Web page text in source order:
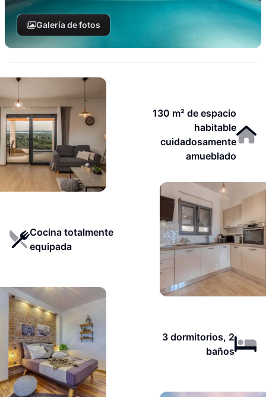
Galería de fotos
130 m² de espacio
habitable
cuidadosamente
amueblado
Cocina totalmente
equipada
3 dormitorios, 2
baños